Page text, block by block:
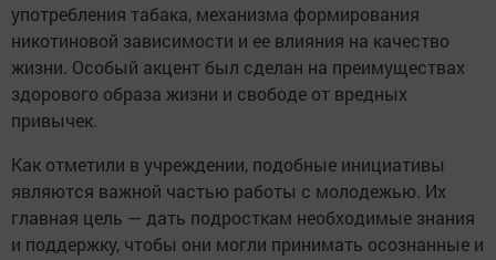
употребления табака, механизма формирования
никотиновой зависимости и ее влияния на качество
жизни. Особый акцент был сделан на преимуществах
здорового образа жизни и свободе от вредных
привычек.
Как отметили в учреждении, подобные инициативы
являются важной частью работы с молодежью. Их
главная цель — дать подросткам необходимые знания
и поддержку, чтобы они могли принимать осознанные и